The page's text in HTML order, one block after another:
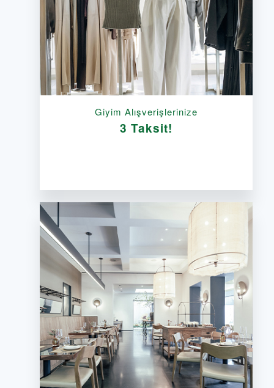
Giyim Alışverişlerinize
3 Taksit!